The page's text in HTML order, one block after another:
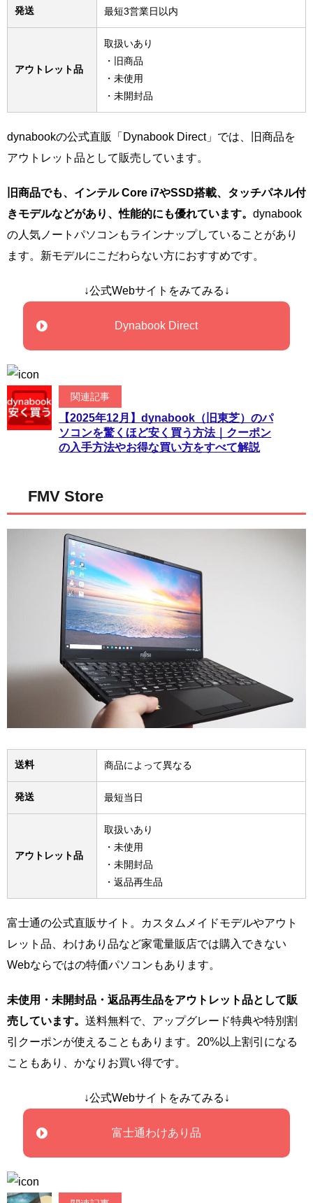
発送 最短3営業日以内
アウトレット品
取扱いあり
・旧商品
・未使用
・未開封品
dynabookの公式直販「Dynabook Direct」では、旧商品を
アウトレット品として販売しています。
旧商品でも、インテル Core i7やSSD搭載、タッチパネル付
きモデルなどがあり、性能的にも優れています。 dynabook
の人気ノートパソコンもラインナップしていることがあり
ます。新モデルにこだわらない方におすすめです。
↓公式Webサイトをみてみる↓
Dynabook Direct
関連記事
【2025年12月】dynabook（旧東芝）のパ
ソコンを驚くほど安く買う方法｜クーポン
の入手方法やお得な買い方をすべて解説
FMV Store
送料 商品によって異なる
発送 最短当日
アウトレット品
取扱いあり
・未使用
・未開封品
・返品再生品
富士通の公式直販サイト。カスタムメイドモデルやアウト
レット品、わけあり品など家電量販店では購入できない
Webならではの特価パソコンもあります。
未使用・未開封品・返品再生品をアウトレット品として販
売しています。 送料無料で、アップグレード特典や特別割
引クーポンが使えることもあります。20%以上割引になる
こともあり、かなりお買い得です。
↓公式Webサイトをみてみる↓
富士通わけあり品